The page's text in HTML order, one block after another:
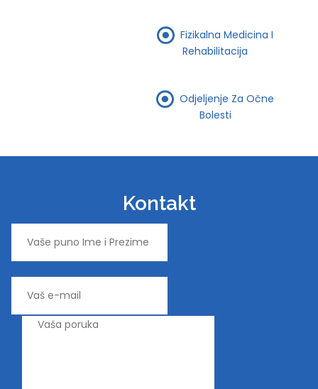
Fizikalna Medicina I
Rehabilitacija
Odjeljenje Za Očne
Bolesti
Kontakt